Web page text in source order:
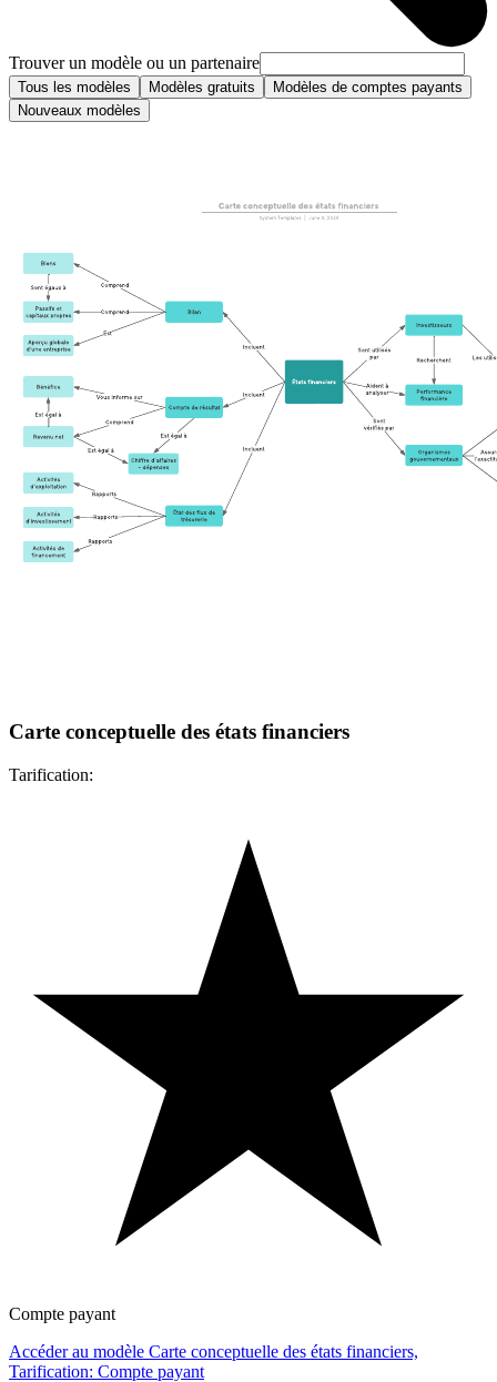
Trouver un modèle ou un partenaire
Tous les modèles Modèles gratuits
Modèles de comptes payants
Nouveaux modèles
Carte conceptuelle des états financiers
Tarification:
Compte payant
Accéder au modèle Carte conceptuelle des états financiers,
Tarification: Compte payant